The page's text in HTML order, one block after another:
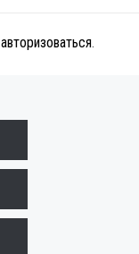
авторизоваться.